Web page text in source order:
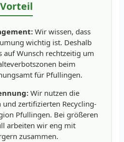
Wir wissen, dass
wichtig ist. Deshalb
Wunsch rechtzeitig um
beim
für Pfullingen.
Wir nutzen die
und zertifizierten Recycling-
Pfullingen. Bei größeren
arbeiten wir eng mit
zusammen.